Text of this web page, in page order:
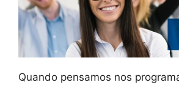
Quando pensamos nos